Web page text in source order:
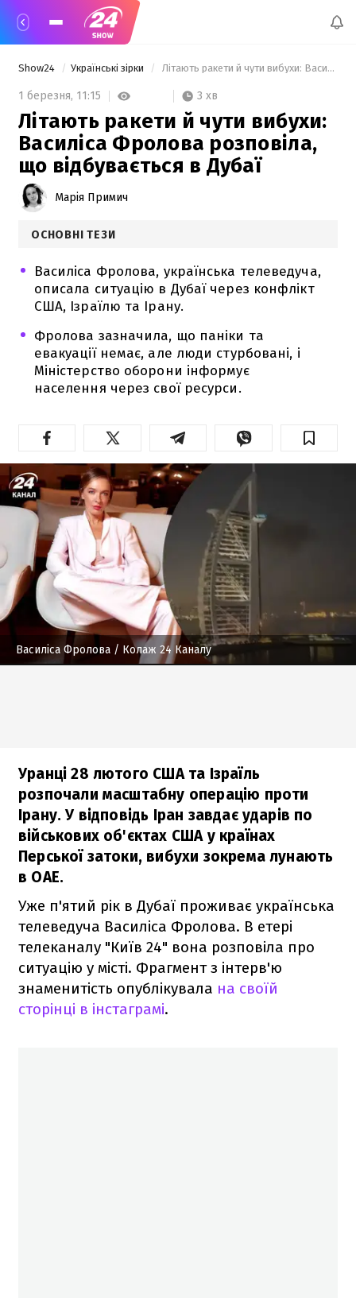
Show24 Українські зірки Літають ракети й чути вибухи: Василіса Фролова розповіла, що відбувається в Дубаї
1 березня, 11:15 3 хв
Літають ракети й чути вибухи:
Василіса Фролова розповіла,
що відбувається в Дубаї
Марія Примич
ОСНОВНІ ТЕЗИ
Василіса Фролова, українська телеведуча,
описала ситуацію в Дубаї через конфлікт
США, Ізраїлю та Ірану.
Фролова зазначила, що паніки та
евакуації немає, але люди стурбовані, і
Міністерство оборони інформує
населення через свої ресурси.
Василіса Фролова / Колаж 24 Каналу
Уранці 28 лютого США та Ізраїль
розпочали масштабну операцію проти
Ірану. У відповідь Іран завдає ударів по
військових об'єктах США у країнах
Перської затоки, вибухи зокрема лунають
в ОАЕ.
Уже п'ятий рік в Дубаї проживає українська
телеведуча Василіса Фролова. В етері
телеканалу "Київ 24" вона розповіла про
ситуацію у місті. Фрагмент з інтерв'ю
знаменитість опублікувала на своїй
сторінці в інстаграмі.